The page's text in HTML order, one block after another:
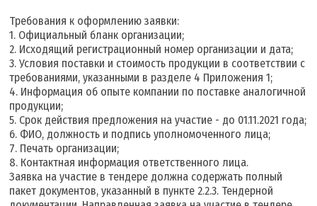
Требования к оформлению заявки:
1. Официальный бланк организации;
2. Исходящий регистрационный номер организации и дата;
3. Условия поставки и стоимость продукции в соответствии с
требованиями, указанными в разделе 4 Приложения 1;
4. Информация об опыте компании по поставке аналогичной
продукции;
5. Срок действия предложения на участие - до 01.11.2021 года;
6. ФИО, должность и подпись уполномоченного лица;
7. Печать организации;
8. Контактная информация ответственного лица.
Заявка на участие в тендере должна содержать полный
пакет документов, указанный в пункте 2.2.3. Тендерной